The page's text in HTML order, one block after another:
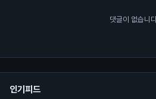
댓글이 없습니
인기피드